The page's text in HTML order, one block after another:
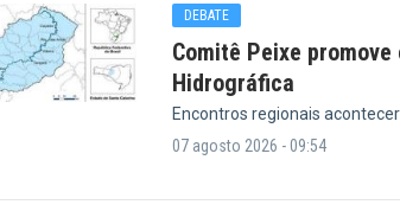
DEBATE
Comitê Peixe
Hidrográfica
Encontros regionais
07 agosto 2026 - 09:54